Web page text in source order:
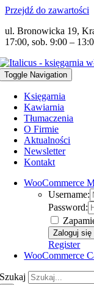
Przejdź do zawartości
ul. Bronowicka 19,
17:00, sob. 9:00 –
Toggle Navigation
Księgarnia
Kawiarnia
Tłumaczenia
O Firmie
Aktualności
Newsletter
Kontakt
WooCommerce
Username:
Password:
Register
WooCommerce
Szukaj